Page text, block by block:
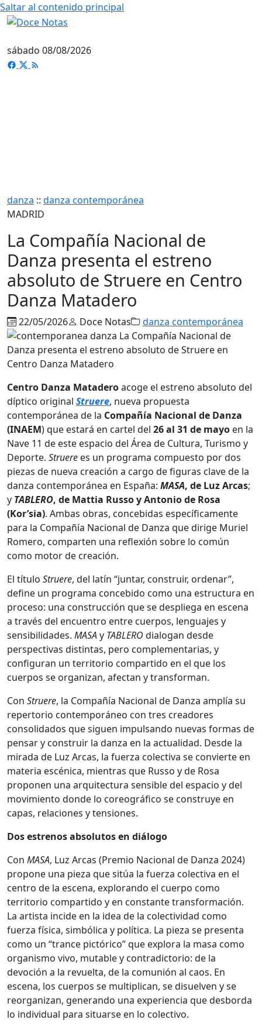
Saltar al contenido principal
sábado 08/08/2026
danza :: danza contemporánea
MADRID
La Compañía Nacional de
Danza presenta el estreno
absoluto de Struere en Centro
Danza Matadero
22/05/2026 Doce Notas danza contemporánea
Centro Danza Mataderoacoge el estreno absoluto del
díptico original Struere, nueva propuesta
contemporánea de la Compañía Nacional de Danza
(INAEM) que estará en cartel del 26 al 31 de mayo en la
Nave 11 de este espacio del Área de Cultura, Turismo y
Deporte. Struere es un programa compuesto por dos
piezas de nueva creación a cargo de figuras clave de la
danza contemporánea en España: MASA, de Luz Arcas;
y TABLERO, de Mattia Russo y Antonio de Rosa
(Kor’sia). Ambas obras, concebidas específicamente
para la Compañía Nacional de Danza que dirige Muriel
Romero, comparten una reflexión sobre lo común
como motor de creación.
El título Struere, del latín “juntar, construir, ordenar”,
define un programa concebido como una estructura en
proceso: una construcción que se despliega en escena
a través del encuentro entre cuerpos, lenguajes y
sensibilidades. MASAy TABLERO dialogan desde
perspectivas distintas, pero complementarias, y
configuran un territorio compartido en el que los
cuerpos se organizan, afectan y transforman.
Con Struere, la Compañía Nacional de Danza amplía su
repertorio contemporáneo con tres creadores
consolidados que siguen impulsando nuevas formas de
pensar y construir la danza en la actualidad. Desde la
mirada de Luz Arcas, la fuerza colectiva se convierte en
materia escénica, mientras que Russo y de Rosa
proponen una arquitectura sensible del espacio y del
movimiento donde lo coreográfico se construye en
capas, relaciones y tensiones.
Dos estrenos absolutos en diálogo
Con MASA, Luz Arcas (Premio Nacional de Danza 2024)
propone una pieza que sitúa la fuerza colectiva en el
centro de la escena, explorando el cuerpo como
territorio compartido y en constante transformación.
La artista incide en la idea de la colectividad como
fuerza física, simbólica y política. La pieza se presenta
como un “trance pictórico” que explora la masa como
organismo vivo, mutable y contradictorio: de la
devoción a la revuelta, de la comunión al caos. En
escena, los cuerpos se multiplican, se disuelven y se
reorganizan, generando una experiencia que desborda
lo individual para situarse en lo colectivo.